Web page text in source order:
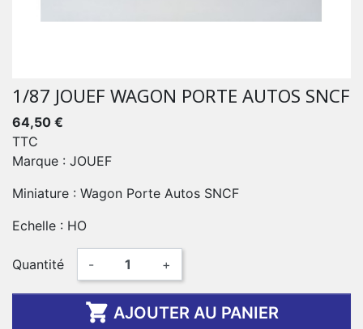
1/87 JOUEF WAGON PORTE AUTOS SNCF
64,50 €
TTC
Marque : JOUEF
Miniature : Wagon Porte Autos SNCF
Echelle : HO
Quantité - +
 AJOUTER AU PANIER